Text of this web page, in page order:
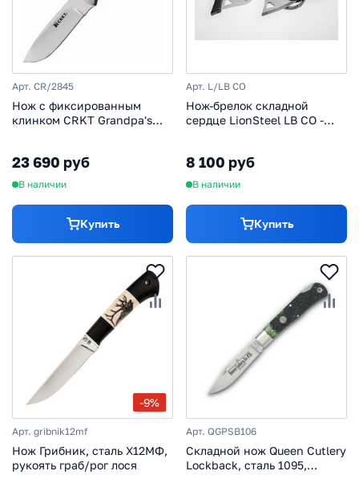
Арт. CR/2845
Нож с фиксированным
клинком CRKT Grandpa's
олений рог
23 690 руб
В наличии
Купить
Арт. L/LB CO
Нож-брелок складной
сердце LionSteel LB CO -
8 100 руб
В наличии
Купить
-9%
Арт. gribnik12mf
Нож Грибник, сталь Х12МФ,
рукоять граб/рог лося
Арт. QGPSB106
Складной нож Queen Cutlery
Lockback, сталь 1095,